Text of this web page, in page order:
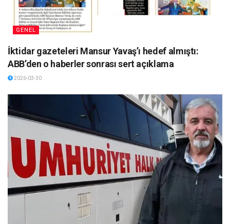
GENEL
İktidar gazeteleri Mansur Yavaş’ı hedef almıştı:
ABB’den o haberler sonrası sert açıklama
2026-03-30